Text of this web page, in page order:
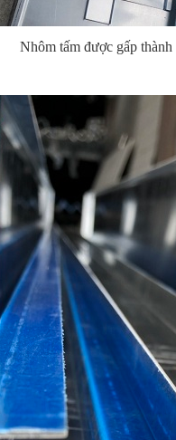
Nhôm tấm được gấp thành